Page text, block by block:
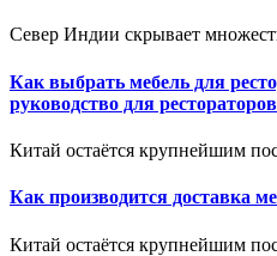
Север Индии скрывает
Как выбрать мебель для
руководство для рестораторов
Китай остаётся крупнейшим
Как производится доставка
Китай остаётся крупнейшим